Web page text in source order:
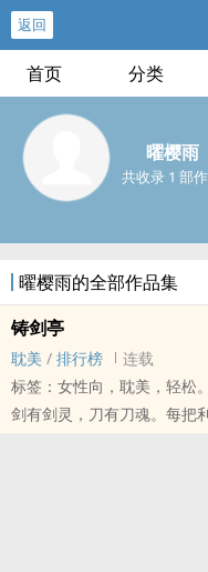
返回
首页 分类
曜樱雨
共收录 1 部
曜樱雨的全部作品集
铸剑亭
‎耽‍美‎‌ / 排行榜
连载
标签：女性向，‎耽‍美‎‌，轻松。
剑有剑灵，刀有刀魂。每把